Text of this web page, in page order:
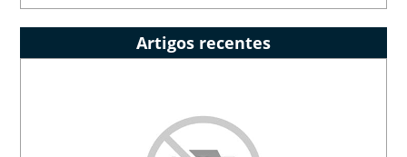
Artigos recentes